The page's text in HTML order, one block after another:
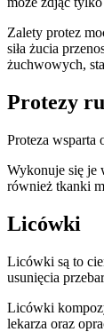
Zalety protez
siła żucia
żuchwowych,
Protezy
Proteza wsparta
Wykonuje się je
również tkanki
Licówki
Licówki są to
usunięcia
Licówki
lekarza oraz